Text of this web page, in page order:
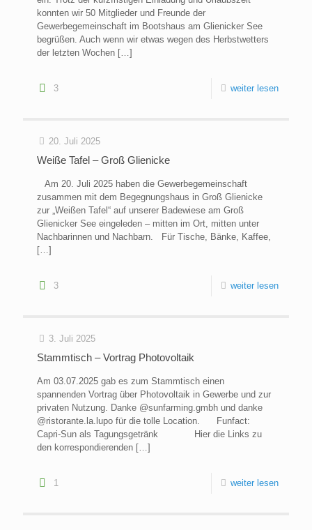
konnten wir 50 Mitglieder und Freunde der
Gewerbegemeinschaft im Bootshaus am Glienicker See
begrüßen. Auch wenn wir etwas wegen des Herbstwetters
der letzten Wochen […]
3 weiter lesen
20. Juli 2025
Weiße Tafel – Groß Glienicke
Am 20. Juli 2025 haben die Gewerbegemeinschaft
zusammen mit dem Begegnungshaus in Groß Glienicke
zur „Weißen Tafel“ auf unserer Badewiese am Groß
Glienicker See eingeleden – mitten im Ort, mitten unter
Nachbarinnen und Nachbarn. Für Tische, Bänke, Kaffee,
[…]
3 weiter lesen
3. Juli 2025
Stammtisch – Vortrag Photovoltaik
Am 03.07.2025 gab es zum Stammtisch einen
spannenden Vortrag über Photovoltaik in Gewerbe und zur
privaten Nutzung. Danke @sunfarming.gmbh und danke
@ristorante.la.lupo für die tolle Location. Funfact:
Capri-Sun als Tagungsgetränk Hier die Links zu
den korrespondierenden […]
1 weiter lesen